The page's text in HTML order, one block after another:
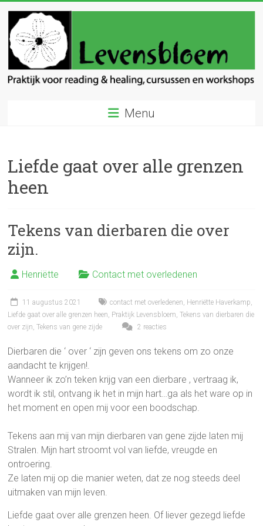
inhoud
Levensbloem
healing
Menu
Liefde gaat over alle grenzen
heen
Tekens van dierbaren die over
zijn.
Henriëtte Contact met overledenen
11 augustus 2021 contact met overledenen, Henriëtte Haverkamp,
Liefde gaat over alle grenzen heen, Praktijk Levensbloem,Tekens van dierbaren die
over zijn,Tekens van gene zijde 2 reacties
Dierbaren die ‘ over ‘ zijn geven ons tekens om zo onze
aandacht te krijgen!.
Wanneer ik zo’n teken krijg van een dierbare , vertraag ik,
wordt ik stil, ontvang ik het in mijn hart…ga als het ware op in
het moment en open mij voor een boodschap.
Tekens aan mij van mijn dierbaren van gene zijde laten mij
Stralen. Mijn hart stroomt vol van liefde, vreugde en
ontroering.
Ze laten mij op die manier weten, dat ze nog steeds deel
uitmaken van mijn leven.
Liefde gaat over alle grenzen heen. Of liever gezegd liefde